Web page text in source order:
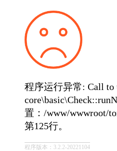
程序运行异常: Call to
置：/www/wwwroot/
第125行。
程序版本：3.2.2-20221104